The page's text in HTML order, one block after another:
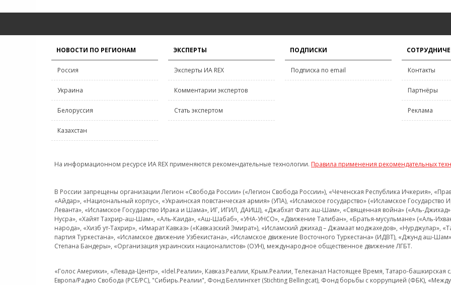
НОВОСТИ ПО РЕГИОНАМ
Россия
Украина
Белоруссия
Казахстан
ЭКСПЕРТЫ
Эксперты ИА REX
Комментарии экспертов
Стать экспертом
ПОДПИСКИ
Подписка по email Контакты
Партнёры
Реклама
На информационном ресурсе ИА REX применяются рекомендательные технологии. Правила применения рекомендательных
В России запрещены организации Легион «Свобода России» («Легион Свобода России»), «Чеченская Республика Ичкерия»,
«Айдар», «Национальный корпус», «Украинская повстанческая армия» (УПА), «Исламское государство» («Исламское
Леванта», «Исламское Государство Ирака и Шама», ИГ, ИГИЛ, ДАИШ), «Джабхат Фатх аш-Шам», «Священная война» («Аль-Джихад»
Нусра», «Хайят Тахрир-аш-Шам», «Аль-Каида», «Аш-Шабаб», «УНА-УНСО», «Движение Талибан», «Братья-мусульмане» («Аль-
народа», «Хизб ут-Тахрир», «Имарат Кавказ» («Кавказский Эмират»), «Исламский джихад – Джамаат моджахедов», «Нурджулар»,
партия Туркестана», «Исламское движение Узбекистана», «Исламское движение Восточного Туркестана» (ИДВТ), «Джунд аш-
Степана Бандеры», «Организация украинских националистов» (ОУН), международное общественное движение ЛГБТ.
«Голос Америки», «Левада-Центр», «Idel.Реалии», Кавказ.Реалии, Крым.Реалии, Телеканал Настоящее Время, Татаро-
Европа/Радио Свобода (PCE/PC), "Сибирь.Реалии", Фонд Беллингкет (Stichting Bellingcat), Фонд борьбы с коррупцией (ФБК),